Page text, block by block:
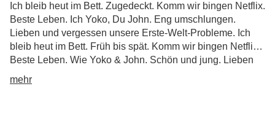
Ich bleib heut im Bett. Zugedeckt. Komm wir bingen Netflix.
Beste Leben. Ich Yoko, Du John. Eng umschlungen.
Lieben und vergessen unsere Erste-Welt-Probleme. Ich
bleib heut im Bett. Früh bis spät. Komm wir bingen Netflix.
Beste Leben. Wie Yoko & John. Schön und jung. Lieben
und vergessen unsere Erste-Welt-Probleme.
mehr